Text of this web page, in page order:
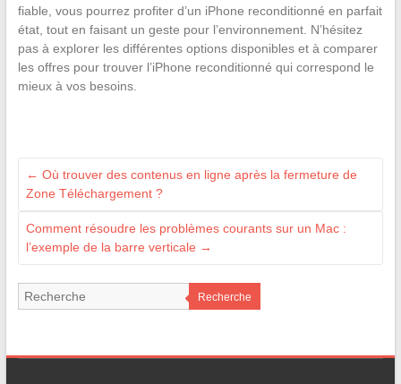
fiable, vous pourrez profiter d’un iPhone reconditionné en parfait
état, tout en faisant un geste pour l’environnement. N’hésitez
pas à explorer les différentes options disponibles et à comparer
les offres pour trouver l’iPhone reconditionné qui correspond le
mieux à vos besoins.
← Où trouver des contenus en ligne après la fermeture de
Zone Téléchargement ?
Comment résoudre les problèmes courants sur un Mac :
l’exemple de la barre verticale →
Recherche